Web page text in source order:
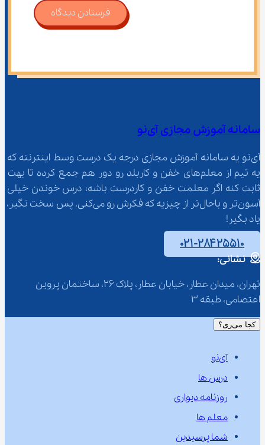
فرستادن دیدگاه
سامانه آموزش مجازی آی‌نو
آی‌نو یه سامانه آموزش مجازی درجه یک درست وسط اینترنته که
یه تیم از معلم‌‌های خفن و کاربلد رو دور هم جمع کرده تا بهت
ثابت کنه اگر معلمت خفن و کاردرست باشه؛ درس خوندن خیلی
آسون‌تر و باحال‌تر از چیزیه که فکرش رو می‌کنی. پس سخت نگیر،
یاد بگیر!
۰۲۱-۲۸۴۲۵۵۱۰
نشانی:
تهران، میدان عطار، خیابان عطار، پلاک 26، ساختمان پروین
اعتصامی، طبقه 3
کجا می‌ری؟
آی‌نو
درس ها
روزنامه دیواری
معلم ها
شما پرسیدین